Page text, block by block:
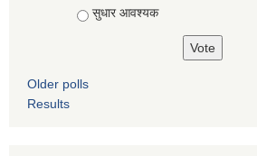
सुधार आवश्यक
Older polls
Results